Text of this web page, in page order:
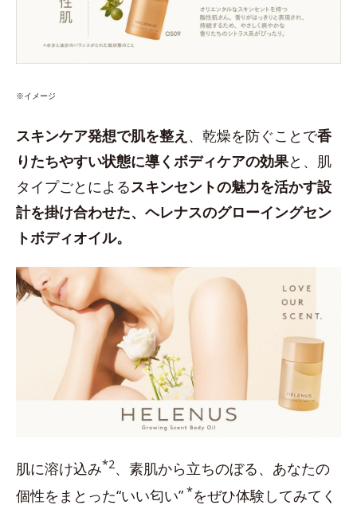
※イメージ
スキンケア発想で肌を整え 、乾燥を防ぐことで香
りたちやすい状態に導くボディケアの効果と、肌
タイプごとによるスキンセントの魅力を活かす設
計を掛け合わせた、ヘレナスのグローイングセン
トボディオイル。
肌に溶け込み*2、素肌から立ちのぼる、あなたの
個性をまとった“いい匂い” *をぜひ体験してみてく